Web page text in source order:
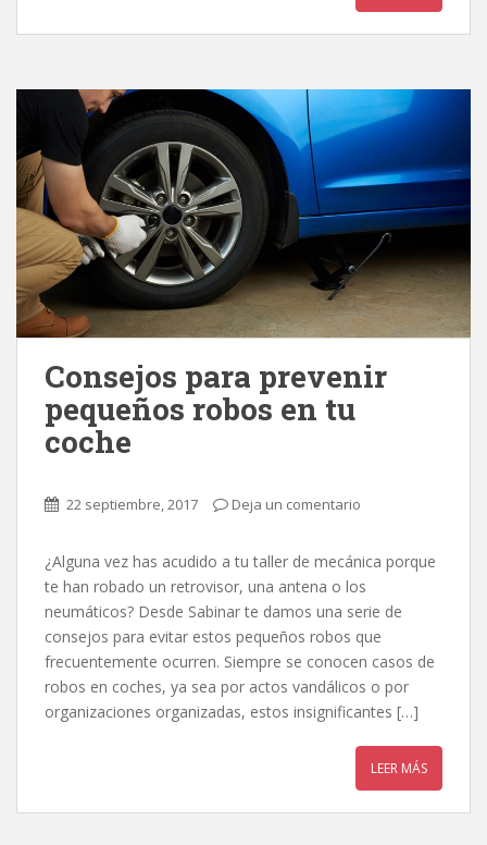
Consejos para prevenir
pequeños robos en tu
coche
22 septiembre, 2017 Deja un comentario
¿Alguna vez has acudido a tu taller de mecánica porque
te han robado un retrovisor, una antena o los
neumáticos? Desde Sabinar te damos una serie de
consejos para evitar estos pequeños robos que
frecuentemente ocurren. Siempre se conocen casos de
robos en coches, ya sea por actos vandálicos o por
organizaciones organizadas, estos insignificantes […]
LEER MÁS